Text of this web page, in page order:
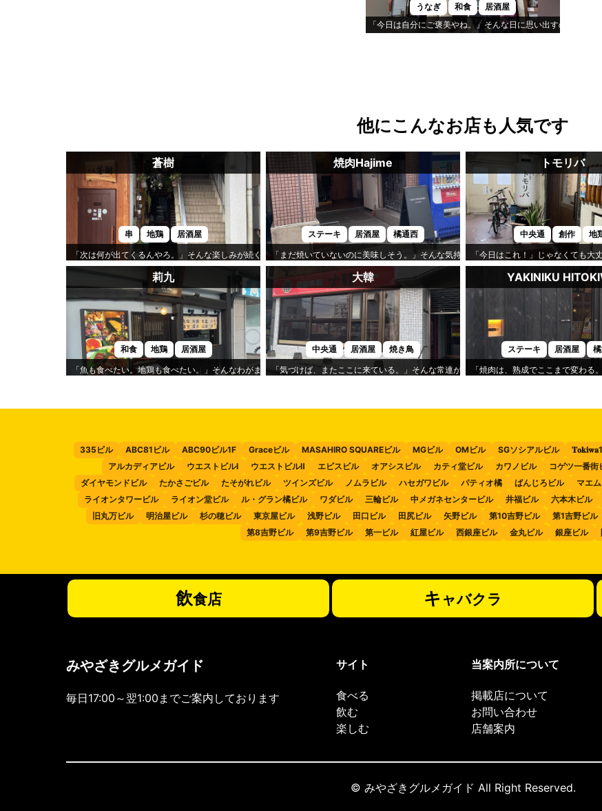
うなぎ 和食
居酒屋
「今日は自分にご褒美やね。」そんな日に思い出すのが「まつ
他にこんなお店も人気です
蒼樹
串 地鶏
居酒屋
「次は何が出てくるんやろ。」そんな楽しみが続くのが「蒼樹」です。
焼肉Hajime
ステーキ 居酒屋
橘通西
「まだ焼いていないのに美味しそう。」そんな気持ちになるのが「焼肉Hajime」です。
トモリバ
中央通 創作
地
「今日はこれ！」じゃなくても
莉九
和食 地鶏
居酒屋
「魚も食べたい。地鶏も食べたい。」そんなわがままを叶えてくれるのが「莉九」です。
大韓
中央通 居酒屋
焼き鳥
「気づけば、またここに来ている。」そんな常連が多いのが「大韓」です。
YAKINIKU
ステーキ 居酒屋
「焼肉は、熟成でここまで変わる
335ビル ABC81ビル ABC90ビル1F Graceビル MASAHIRO SQUAREビル MGビル OMビル SGソシアルビル
アルカディアビル
ウエストビルⅠ ウエストビルⅡ エビスビル オアシスビル カティ堂ビル カワノビル コゲツ一番街
ダイヤモンドビル
たかさごビル たそがれビル ツインズビル ノムラビル ハセガワビル パティオ橘 ばんじろビル マエ
ライオンタワービル
ライオン堂ビル ル・グラン橘ビル ワダビル 三輪ビル 中メガネセンタービル 井福ビル 六本木ビル
旧丸万ビル
明治屋ビル 杉の穂ビル 東京屋ビル 浅野ビル 田口ビル 田尻ビル 矢野ビル 第10吉野ビル 第1吉野ビル
第8吉野ビル
第9吉野ビル 第一ビル 紅屋ビル 西銀座ビル 金丸ビル 銀座ビル
飲食店 キ ャバクラ
みやざきグルメガイド
毎日17:00～翌1:00までご案内しております
サイト
食べる
飲む
楽しむ
当案内所について
掲載店について
お問い合わせ
店舗案内
© みやざきグルメガイド All Right Reserved.